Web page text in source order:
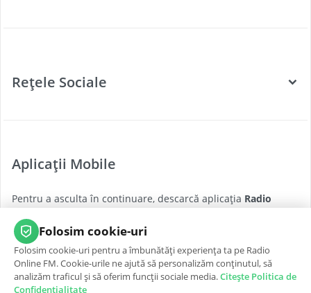
Țări
Rețele Sociale
Instagram
Aplicații Mobile
Pentru a asculta în continuare, descarcă aplicația Radio
oriunde.
App Store Google Play
Folosim cookie-uri
Folosim cookie-uri pentru a îmbunătăți experiența ta pe Radio
Online FM. Cookie-urile ne ajută să personalizăm conținutul, să
analizăm traficul și să oferim funcții sociale media.Citește Politica de
Confidențialitate